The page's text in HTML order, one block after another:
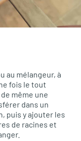
au mélangeur, à
fois le tout
même une
dans un
puis y ajouter les
de racines et